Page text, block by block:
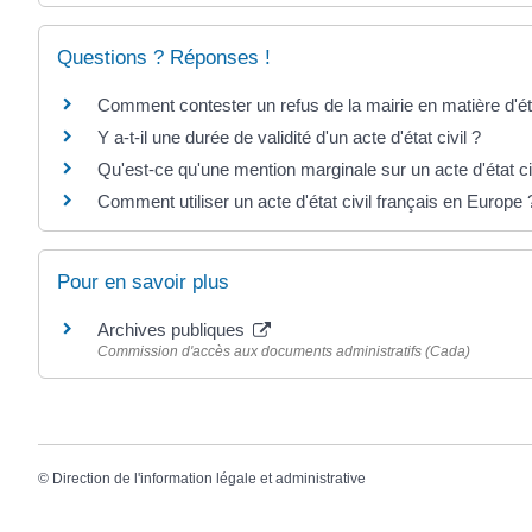
Questions ? Réponses !
Comment contester un refus de la mairie en matière
Y a-t-il une durée de validité d'un acte d'état civil ?
Qu'est-ce qu'une mention marginale sur un acte d'état
Comment utiliser un acte d'état civil français en Europe
Pour en savoir plus
Archives publiques
Commission d'accès aux documents administratifs (Cada)
© Direction de l'information légale et administrative